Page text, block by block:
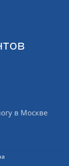
в Москве